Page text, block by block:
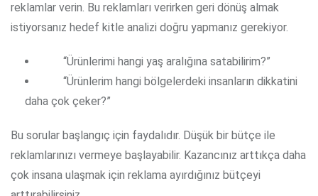
reklamlar verin. Bu reklamları verirken geri dönüş almak
istiyorsanız hedef kitle analizi doğru yapmanız gerekiyor.
“Ürünlerimi hangi yaş aralığına satabilirim?”
“Ürünlerim hangi bölgelerdeki insanların dikkatini
daha çok çeker?”
Bu sorular başlangıç için faydalıdır. Düşük bir bütçe ile
reklamlarınızı vermeye başlayabilir. Kazancınız arttıkça daha
çok insana ulaşmak için reklama ayırdığınız bütçeyi